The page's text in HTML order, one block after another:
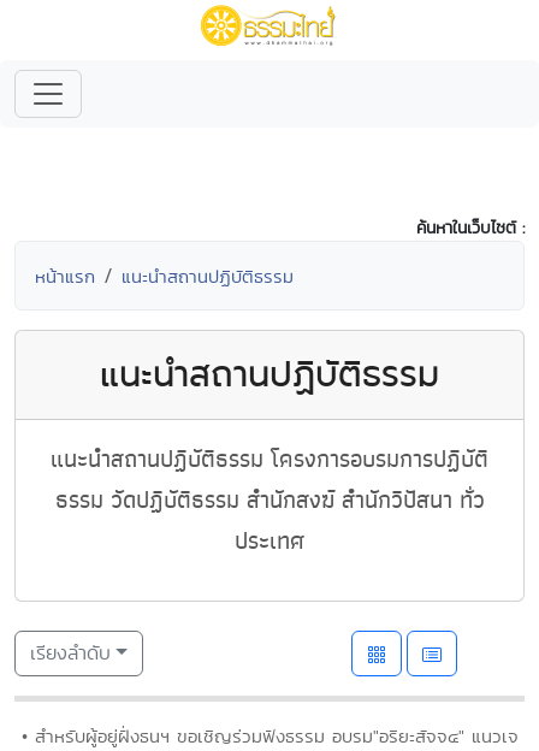
ค้นหาในเว็บไซต์ :
หน้าแรก แนะนำสถานปฏิบัติธรรม
แนะนำสถานปฏิบัติธรรม
แนะนำสถานปฏิบัติธรรม โครงการอบรมการปฏิบัติ
ธรรม วัดปฏิบัติธรรม สำนักสงฆ์ สำนักวิปัสนา ทั่ว
ประเทศ
เรียงลำดับ
• สำหรับผู้อยู่ฝั่งธนฯ ขอเชิญร่วมฟังธรรม อบรม"อริยะสัจจ๔" แนวเจ